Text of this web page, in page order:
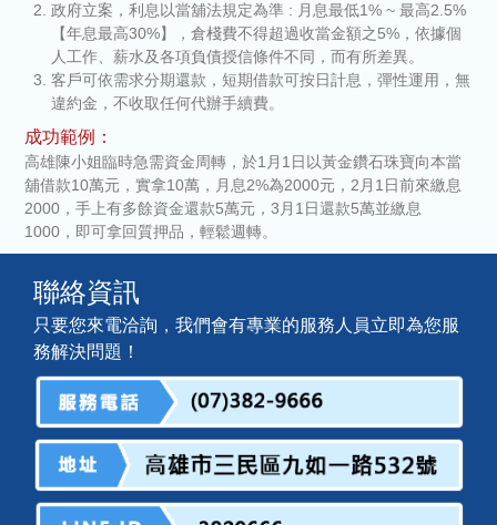
政府立案，利息以當舖法規定為準 : 月息最低1% ~ 最高2.5%
【年息最高30%】，倉棧費不得超過收當金額之5%，依據個
人工作、薪水及各項負債授信條件不同，而有所差異。
客戶可依需求分期還款，短期借款可按日計息，彈性運用，無
違約金，不收取任何代辦手續費。
成功範例：
高雄陳小姐臨時急需資金周轉，於1月1日以黃金鑽石珠寶向本當
舖借款10萬元，實拿10萬，月息2%為2000元，2月1日前來繳息
2000，手上有多餘資金還款5萬元，3月1日還款5萬並繳息
1000，即可拿回質押品，輕鬆週轉。
聯絡資訊
只要您來電洽詢，我們會有專業的服務人員立即為您服
務解決問題！